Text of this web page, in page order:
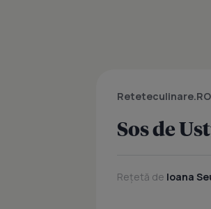
Reteteculinare.RO
Sos de
Rețetă de Ioana